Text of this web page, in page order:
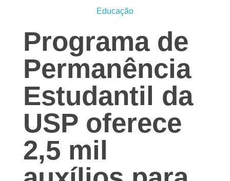
Educação
Programa de
Permanência
Estudantil da
USP oferece
2,5 mil